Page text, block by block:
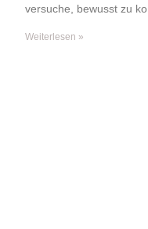
versuche, bewusst zu
Weiterlesen »